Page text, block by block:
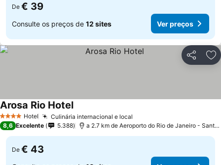
De € 39
Consulte os preços de 12 sites Ver preços
Partilhar
4 EstrelasHotel Culinária internacional e local
Arosa Rio Hotel
8,6 Excelente 5.388 a 2.7 km de Aeroporto do Rio de Janeiro - Santos Dumont
De € 43